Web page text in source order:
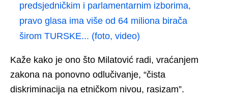
predsjedničkim i parlamentarnim izborima,
pravo glasa ima više od 64 miliona birača
širom TURSKE... (foto, video)
Kaže kako je ono što Milatović radi, vraćanjem
zakona na ponovno odlučivanje, “čista
diskriminacija na etničkom nivou, rasizam”.